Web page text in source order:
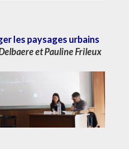
les paysages urbains
etPauline Frileux